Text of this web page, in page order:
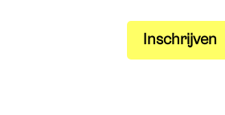
Inschrijven